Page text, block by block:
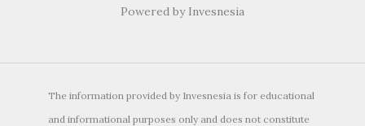
Powered by Invesnesia
The information provided by Invesnesia is for educational
and informational purposes only and does not constitute